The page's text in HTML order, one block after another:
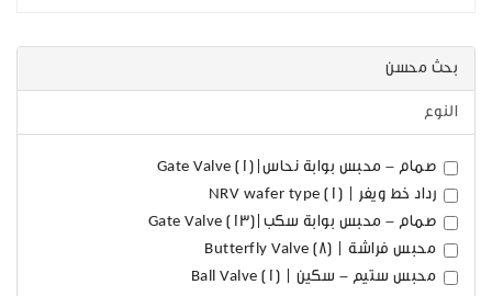
بحث محسن
النوع
صمام - محبس بوابة نحاس|Gate Valve (1)
رداد خط ويفر | NRV wafer type (1)
صمام - محبس بوابة سكب|Gate Valve (13)
محبس فراشة | Butterfly Valve (8)
محبس ستيم - سكين | Ball Valve (1)